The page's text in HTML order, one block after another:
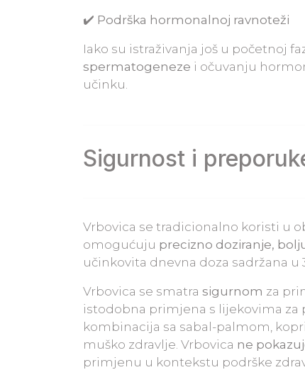
✔️ Podrška hormonalnoj ravnoteži
Iako su istraživanja još u početnoj
spermatogeneze i očuvanju
učinku.
Sigurnost i
Vrbovica se tradicionalno koristi u
omogućuju precizno doziranje,
učinkovita dnevna doza sadržana
Vrbovica se smatra sigurnom za
istodobna primjena s lijekovima za
kombinacija sa sabal-palmom,
muško zdravlje. Vrbovica ne
primjenu u kontekstu podrške